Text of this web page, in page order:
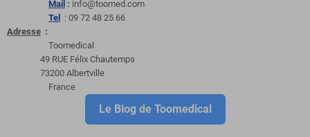
Mail : info@toomed.com
Tel : 09 72 48 25 66
Adresse :
Toomedical
49 RUE Félix Chautemps
73200 Albertville
France
Le Blog de Toomedical